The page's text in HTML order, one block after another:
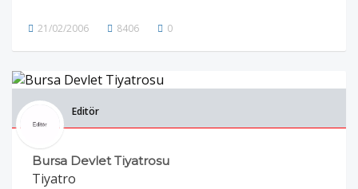
21/02/2006 8406 0
Editör
Bursa Devlet Tiyatrosu
Tiyatro